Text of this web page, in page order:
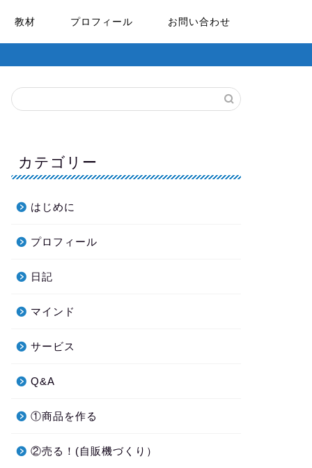
教材 プロフィール お問い合わせ
カテゴリー
はじめに
プロフィール
日記
マインド
サービス
Q&A
①商品を作る
②売る！(自販機づくり）